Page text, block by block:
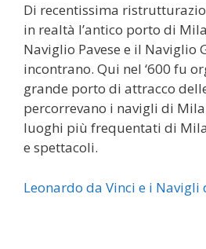
Di recentissima
in realtà l’antico porto di
Naviglio Pavese e il Naviglio
incontrano. Qui nel ‘600 fu
grande porto di attracco
percorrevano i navigli di
luoghi più frequentati di
e spettacoli.
Leonardo da Vinci e i